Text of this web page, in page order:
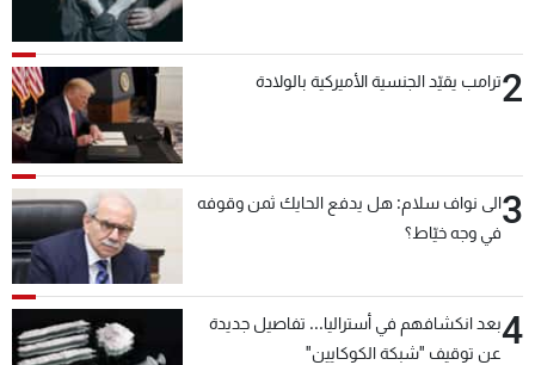
2ترامب يقيّد الجنسية الأميركية بالولادة
3الى نواف سلام: هل يدفع الحايك ثمن وقوفه
في وجه خيّاط؟
4بعد انكشافهم في أستراليا... تفاصيل جديدة
عن توقيف "شبكة الكوكايين"